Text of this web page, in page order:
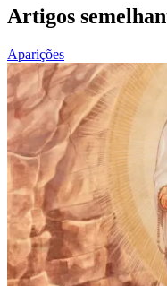
Artigos
Aparições